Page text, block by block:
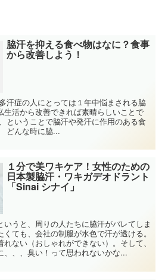
脇汗を抑える食べ物はなに？食事
から改善しよう！
汗症の人にとっては１年中悩まされる脇
生活から改善できれば素晴らしいことで
ということで脇汗や発汗に作用のある食
どんな時に脇...
１分で美ワキケア！女性のための
日本製脇汗・ワキガデオドラント
「Sinai シナイ」
うと、周りの人たちに脇汗がバレてしま
ても、会社の制服が水色で汗が透ける。
ない（おしゃれができない）。そして、
、、、臭い！って思われないかな...